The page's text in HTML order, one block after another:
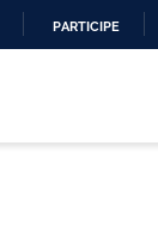
PARTICIPE